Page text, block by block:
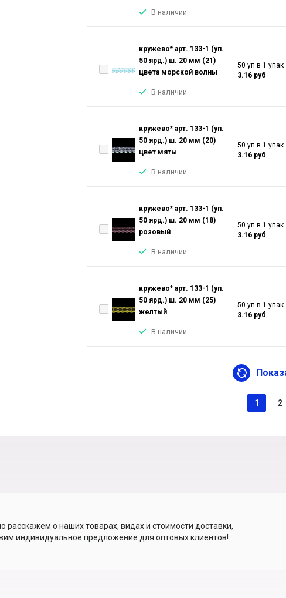
В наличии
кружево* арт. 133-1 (уп.
50 ярд.) ш. 20 мм (21)
цвета морской волны
В наличии
50 уп в 1 упак
3.16 руб
кружево* арт. 133-1 (уп.
50 ярд.) ш. 20 мм (20)
цвет мяты
В наличии
50 уп в 1 упак
3.16 руб
кружево* арт. 133-1 (уп.
50 ярд.) ш. 20 мм (18)
розовый
В наличии
50 уп в 1 упак
3.16 руб
кружево* арт. 133-1 (уп.
50 ярд.) ш. 20 мм (25)
желтый
В наличии
50 уп в 1 упак
3.16 руб
1 2
расскажем о наших товарах, видах и стоимости доставки,
индивидуальное предложение для оптовых клиентов!